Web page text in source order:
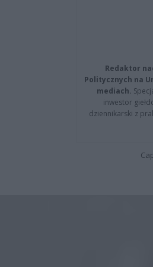
Redaktor
Politycznych na
mediach.
inwestor
dziennikarski z